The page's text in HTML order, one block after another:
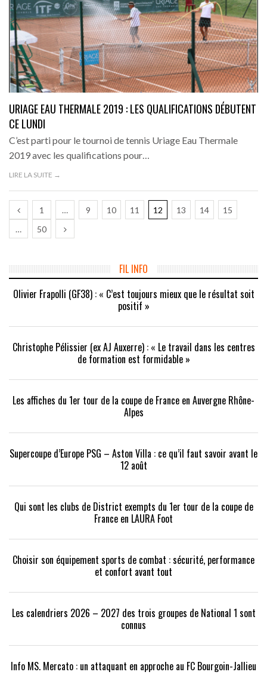
URIAGE EAU THERMALE 2019 : LES QUALIFICATIONS DÉBUTENT
CE LUNDI
C’est parti pour le tournoi de tennis Uriage Eau Thermale
2019 avec les qualifications pour…
LIRE LA SUITE →
1 … 9 10 11 12 13 14
15
…
50
FIL INFO
Olivier Frapolli (GF38) : « C’est toujours mieux que le résultat soit
positif »
Christophe Pélissier (ex AJ Auxerre) : « Le travail dans les centres
de formation est formidable »
Les affiches du 1er tour de la coupe de France en Auvergne Rhône-
Alpes
Supercoupe d’Europe PSG – Aston Villa : ce qu’il faut savoir avant le
12 août
Qui sont les clubs de District exempts du 1er tour de la coupe de
France en LAURA Foot
Choisir son équipement sports de combat : sécurité, performance
et confort avant tout
Les calendriers 2026 – 2027 des trois groupes de National 1 sont
connus
Info MS. Mercato : un attaquant en approche au FC Bourgoin-Jallieu